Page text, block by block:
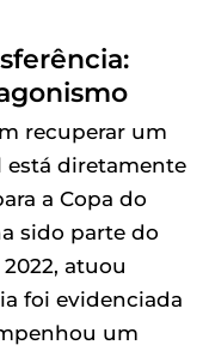
recuperar um
está diretamente
a Copa do
sido parte do
atuou
foi evidenciada
um